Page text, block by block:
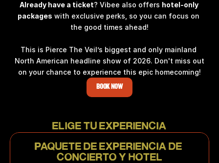
Already have a ticket? Vibee also offers hotel-only
packages with exclusive perks, so you can focus on
the good times ahead!
This is Pierce The Veil’s biggest and only mainland
North American headline show of 2026. Don't miss out
on your chance to experience this epic homecoming!
BOOK NOW
ELIGE TU EXPERIENCIA
PAQUETE DE EXPERIENCIA DE
CONCIERTO Y HOTEL